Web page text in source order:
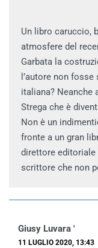
Un libro caruccio,
atmosfere del
Garbata la
l’autore non
italiana? Neanche
Strega che è
Non è un
fronte a un gran
direttore editoriale
scrittore che non
Giusy Luvara '
11 LUGLIO 2020, 13:43